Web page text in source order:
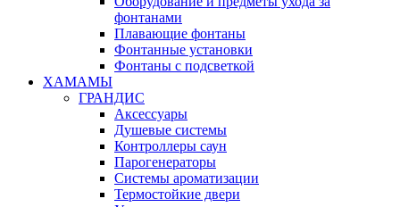
фонтанами
Плавающие фонтаны
Фонтанные установки
Фонтаны с подсветкой
ХАМАМЫ
ГРАНДИС
Аксессуары
Душевые системы
Контроллеры саун
Парогенераторы
Системы ароматизации
Термостойкие двери